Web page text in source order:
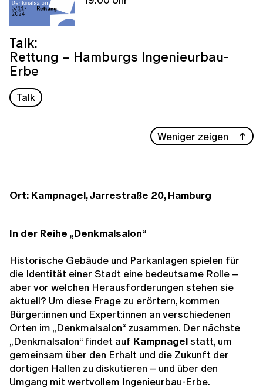
Talk:
Rettung – Hamburgs Ingenieurbau-
Erbe
Talk
Weniger zeigen
Ort: Kampnagel, Jarrestraße 20, Hamburg
In der Reihe „Denkmalsalon“
Historische Gebäude und Parkanlagen spielen für
die Identität einer Stadt eine bedeutsame Rolle –
aber vor welchen Herausforderungen stehen sie
aktuell? Um diese Frage zu erörtern, kommen
Bürger:innen und Expert:innen an verschiedenen
Orten im „Denkmalsalon“ zusammen. Der nächste
„Denkmalsalon“ findet auf Kampnagelstatt, um
gemeinsam über den Erhalt und die Zukunft der
dortigen Hallen zu diskutieren – und über den
Umgang mit wertvollem Ingenieurbau-Erbe.